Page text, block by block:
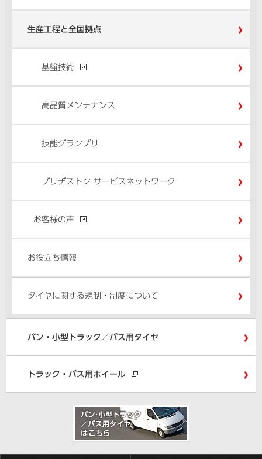
生産工程と全国拠点
基盤技術
高品質メンテナンス
技能グランプリ
ブリヂストン サービスネットワーク
お客様の声
お役立ち情報
タイヤに関する規制・制度について
バン・小型トラック／バス用タイヤ
トラック・バス用ホイール